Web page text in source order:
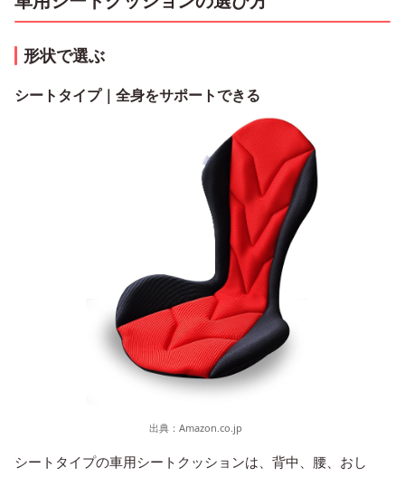
形状で選ぶ
シートタイプ｜全身をサポートできる
出典： Amazon.co.jp
シートタイプの車用シートクッションは、背中、腰、おし